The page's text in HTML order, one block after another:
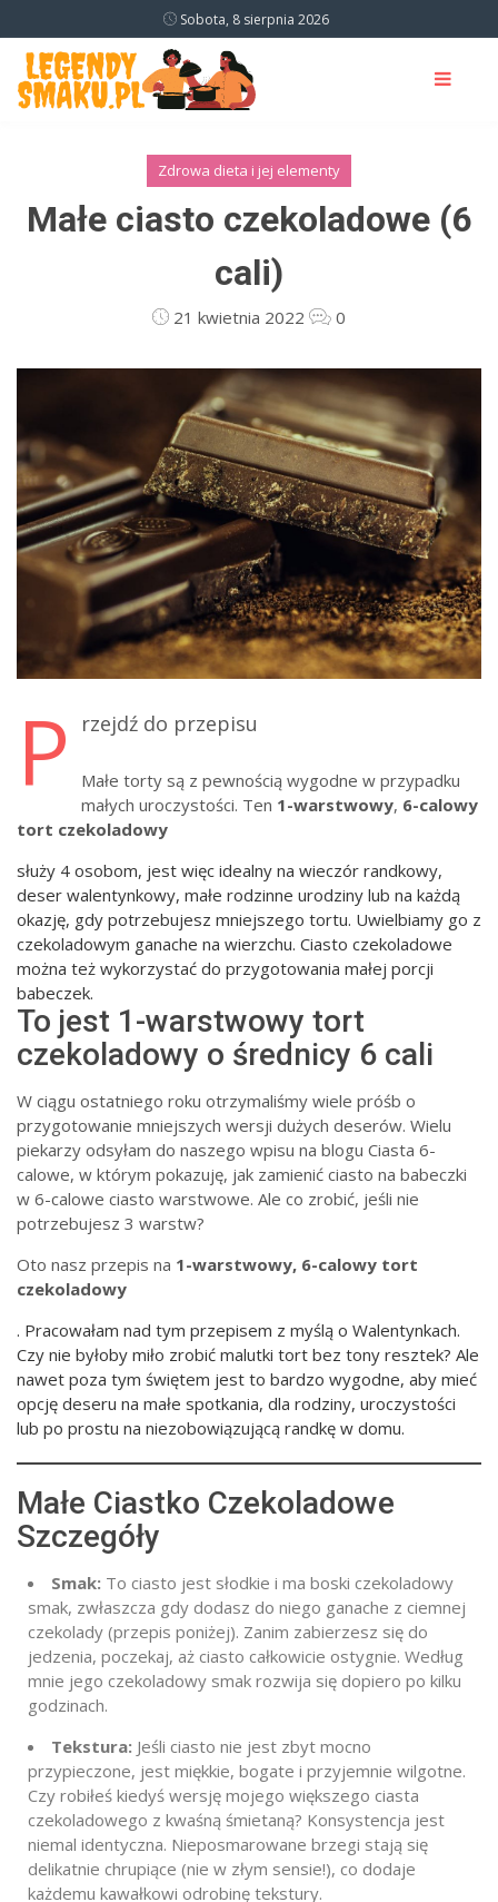
Sobota, 8 sierpnia 2026
Zdrowa dieta i jej elementy
Małe ciasto czekoladowe (6
cali)
21 kwietnia 2022 0
P rzejdź do przepisu
Małe torty są z pewnością wygodne w przypadku
małych uroczystości. Ten 1-warstwowy, 6-calowy
tort czekoladowy
służy 4 osobom, jest więc idealny na wieczór randkowy,
deser walentynkowy, małe rodzinne urodziny lub na każdą
okazję, gdy potrzebujesz mniejszego tortu. Uwielbiamy go z
czekoladowym ganache na wierzchu. Ciasto czekoladowe
można też wykorzystać do przygotowania małej porcji
babeczek.
To jest 1-warstwowy tort
czekoladowy o średnicy 6 cali
W ciągu ostatniego roku otrzymaliśmy wiele próśb o
przygotowanie mniejszych wersji dużych deserów. Wielu
piekarzy odsyłam do naszego wpisu na blogu Ciasta 6-
calowe, w którym pokazuję, jak zamienić ciasto na babeczki
w 6-calowe ciasto warstwowe. Ale co zrobić, jeśli nie
potrzebujesz 3 warstw?
Oto nasz przepis na 1-warstwowy, 6-calowy tort
czekoladowy
. Pracowałam nad tym przepisem z myślą o Walentynkach.
Czy nie byłoby miło zrobić malutki tort bez tony resztek? Ale
nawet poza tym świętem jest to bardzo wygodne, aby mieć
opcję deseru na małe spotkania, dla rodziny, uroczystości
lub po prostu na niezobowiązującą randkę w domu.
Małe Ciastko Czekoladowe
Szczegóły
Smak: To ciasto jest słodkie i ma boski czekoladowy
smak, zwłaszcza gdy dodasz do niego ganache z ciemnej
czekolady (przepis poniżej). Zanim zabierzesz się do
jedzenia, poczekaj, aż ciasto całkowicie ostygnie. Według
mnie jego czekoladowy smak rozwija się dopiero po kilku
godzinach.
Tekstura: Jeśli ciasto nie jest zbyt mocno
przypieczone, jest miękkie, bogate i przyjemnie wilgotne.
Czy robiłeś kiedyś wersję mojego większego ciasta
czekoladowego z kwaśną śmietaną? Konsystencja jest
niemal identyczna. Nieposmarowane brzegi stają się
delikatnie chrupiące (nie w złym sensie!), co dodaje
każdemu kawałkowi odrobinę tekstury.